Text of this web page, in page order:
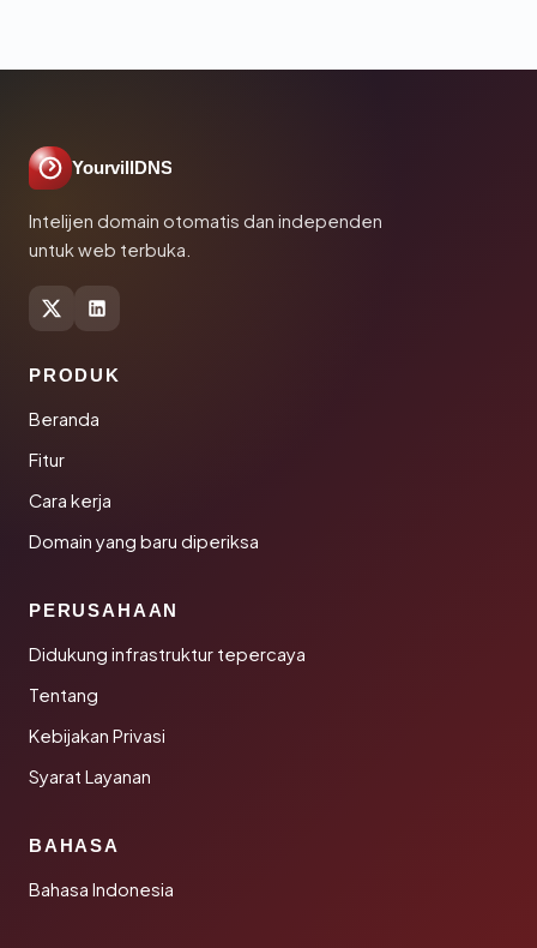
YourvillDNS
Intelijen domain otomatis dan independen
untuk web terbuka.
PRODUK
Beranda
Fitur
Cara kerja
Domain yang baru diperiksa
PERUSAHAAN
Didukung infrastruktur tepercaya
Tentang
Kebijakan Privasi
Syarat Layanan
BAHASA
Bahasa Indonesia